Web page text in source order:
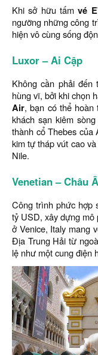
Khi sở hữu tấm vé
ngưỡng những công
hiện vô cùng sống
Luxor – Ai Cập
Không cần phải
hùng vĩ, bởi khi chọn
Air, bạn có thể hoàn
khách sạn kiêm
thành cổ Thebes của
kim tự tháp vút cao
Nile.
Venetian – Châu
Công trình phức hợp
tỷ USD, xây dựng mô
ở Venice, Italy mang
Địa Trung Hải từ
lệ như một cung điện